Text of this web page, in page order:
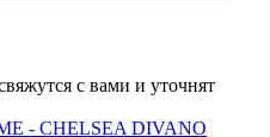
с вами и уточнят